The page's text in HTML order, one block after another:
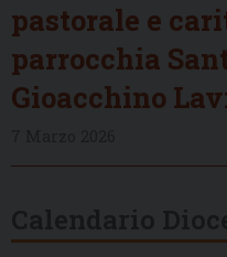
pastorale e
parrocchia
Gioacchino